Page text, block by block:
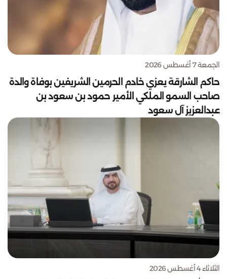
الجمعة 7 أغسطس 2026
حاكم الشارقة يعزي خادم الحرمين الشريفين بوفاة والدة
صاحب السمو الملكي الأمير حمود بن سعود بن
عبدالعزيز آل سعود
الثلاثاء 4 أغسطس 2026